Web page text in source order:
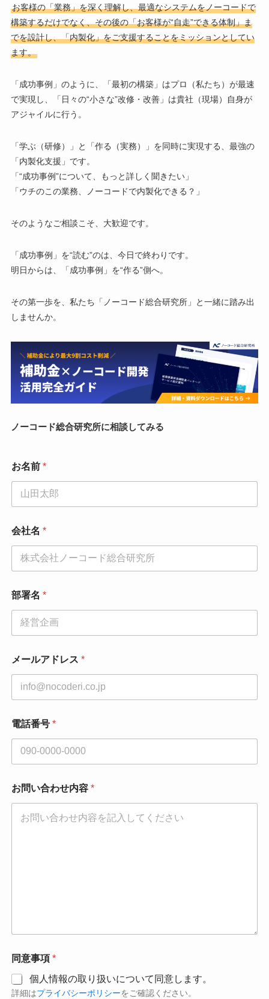
お客様の「業務」を深く理解し、最適なシステムをノーコードで
構築するだけでなく、その後の「お客様が“自走”できる体制」ま
でを設計し、「内製化」をご支援することをミッションとしてい
ます。
「成功事例」のように、「最初の構築」はプロ（私たち）が最速
で実現し、「日々の“小さな”改修・改善」は貴社（現場）自身が
アジャイルに行う。
「学ぶ（研修）」と「作る（実務）」を同時に実現する、最強の
「内製化支援」です。
「“成功事例”について、もっと詳しく聞きたい」
「ウチのこの業務、ノーコードで内製化できる？」
そのようなご相談こそ、大歓迎です。
「成功事例」を“読む”のは、今日で終わりです。
明日からは、「成功事例」を“作る”側へ。
その第一歩を、私たち「ノーコード総合研究所」と一緒に踏み出
しませんか。
ノーコード総合研究所に相談してみる
話
番
い
合
わ
内
お
内
容
お名前 *
会社名 *
部署名 *
メールアドレス *
電話番号 *
お問い合わせ内容 *
同意事項 *
個人情報の取り扱いについて同意します。
詳細はプライバシーポリシーをご確認ください。